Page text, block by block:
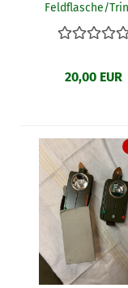
Feldflasche/
20,00 EUR